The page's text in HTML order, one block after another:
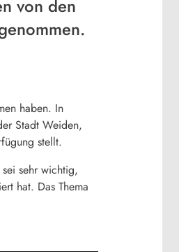
von den
haben. In
Stadt Weiden,
stellt.
sehr wichtig,
hat. Das Thema